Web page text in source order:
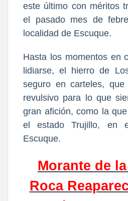
este último con méritos
el pasado mes de
localidad de Escuque.
Hasta los momentos en
lidiarse, el hierro de
seguro en carteles,
revulsivo para lo que
gran afición, como la
el estado Trujillo, en
Escuque.
Morante de
Roca